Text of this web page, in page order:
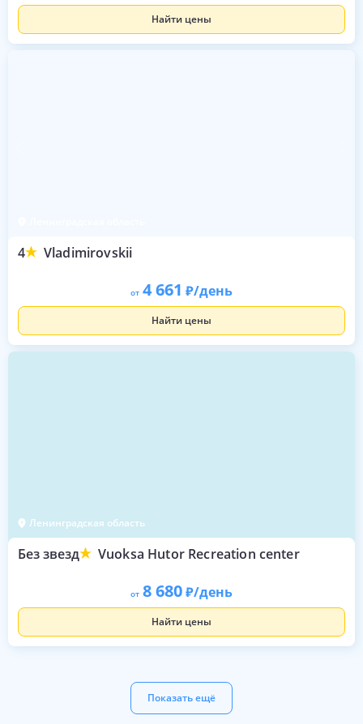
Найти цены
4 Vladimirovskii
от 4 661 /день
Найти цены
Ленинградская область
Без звезд Vuoksa Hutor Recreation center
от 8 680 /день
Найти цены
Показать ещё